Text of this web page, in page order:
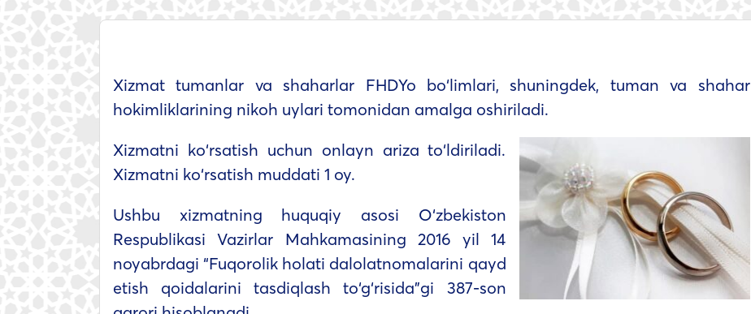
Xizmat tumanlar va shaharlar FHDYo bo‘limlari, shuningdek, tuman va shahar
hokimliklarining nikoh uylari tomonidan amalga oshiriladi.
Xizmatni ko‘rsatish uchun onlayn ariza to‘ldiriladi.
Xizmatni ko‘rsatish muddati 1 oy.
Ushbu xizmatning huquqiy asosi O‘zbekiston
Respublikasi Vazirlar Mahkamasining 2016 yil 14
noyabrdagi “Fuqorolik holati dalolatnomalarini qayd
etish qoidalarini tasdiqlash to‘g‘risida”gi 387-son